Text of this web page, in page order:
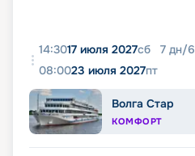
14:3017 июля 2027сб 7 дн/6
08:0023 июля 2027пт
Волга Стар
КОМФОРТ